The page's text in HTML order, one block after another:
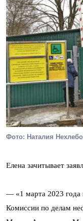
Фото: Наталия
Елена зачитывает
— «1 марта 2023 года
Комиссии по делам